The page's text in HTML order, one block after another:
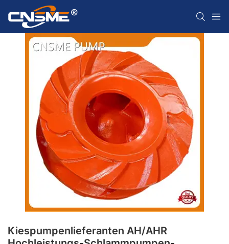
Kiespumpenlieferanten AH/AHR